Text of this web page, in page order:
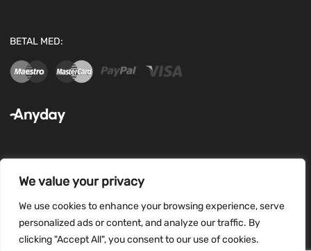
We value your privacy
We use cookies to enhance your browsing experience, serve
personalized ads or content, and analyze our traffic. By
clicking "Accept All", you consent to our use of cookies.
BETAL MED:
FØLG OS: